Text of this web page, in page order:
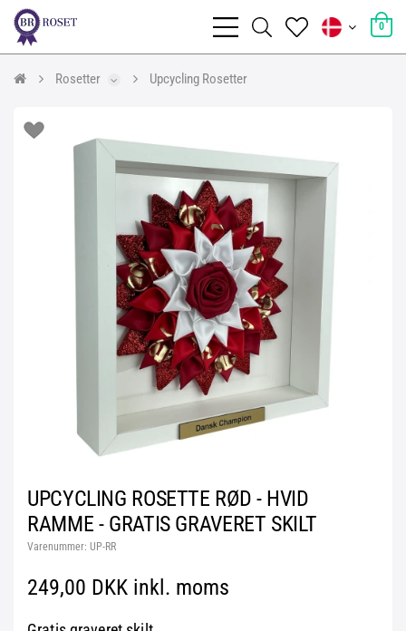
0
Rosetter Upcycling Rosetter
UPCYCLING ROSETTE RØD - HVID
RAMME - GRATIS GRAVERET SKILT
Varenummer: UP-RR
249,00 DKK inkl. moms